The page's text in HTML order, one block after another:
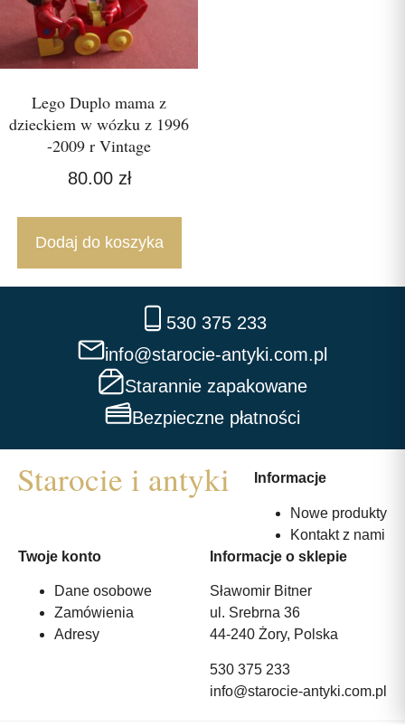
Lego Duplo mama z
dzieckiem w wózku z 1996
-2009 r Vintage
80.00 zł
Dodaj do koszyka
530 375 233
info@starocie-antyki.com.pl
Starannie zapakowane
Bezpieczne płatności
Informacje
Nowe produkty
Kontakt z nami
Twoje konto
Dane osobowe
Zamówienia
Adresy
Informacje o sklepie
Sławomir Bitner
ul. Srebrna 36
44-240 Żory, Polska
530 375 233
info@starocie-antyki.com.pl